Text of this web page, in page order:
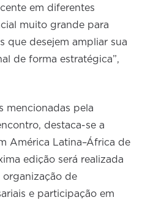
em diferentes
muito grande para
que desejem ampliar sua
de forma estratégica”,
mencionadas pela
destaca-se a
América Latina–África de
edição será realizada
organização de
e participação em